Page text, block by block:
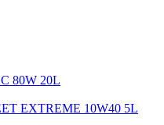
80W 20L
EXTREME 10W40 5L